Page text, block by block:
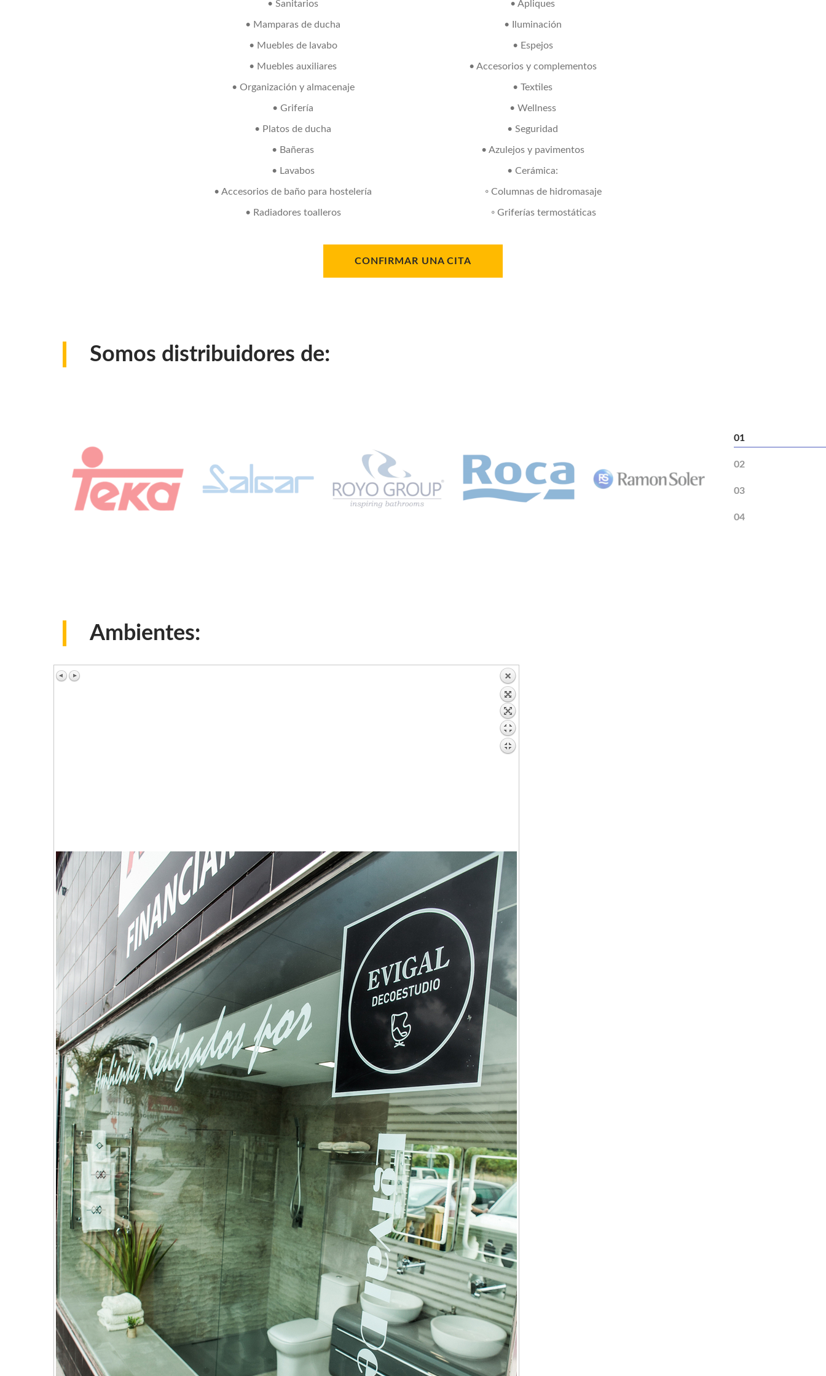
• Sanitarios
• Mamparas de ducha
• Muebles de lavabo
• Muebles auxiliares
• Organización y almacenaje
• Grifería
• Platos de ducha
• Bañeras
• Lavabos
• Accesorios de baño para hostelería
• Radiadores toalleros
• Apliques
• Iluminación
• Espejos
• Accesorios y complementos
• Textiles
• Wellness
• Seguridad
• Azulejos y pavimentos
• Cerámica:
◦ Columnas de hidromasaje
◦ Griferías termostáticas
CONFIRMAR UNA CITA
Somos distribuidores de:
Ambientes: